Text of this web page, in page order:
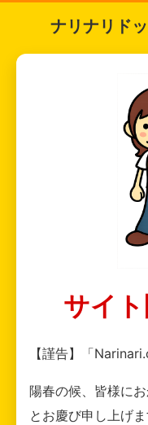
ナリナリド
サイ
【謹告】「
陽春の候、皆様に
とお慶び申し上げま